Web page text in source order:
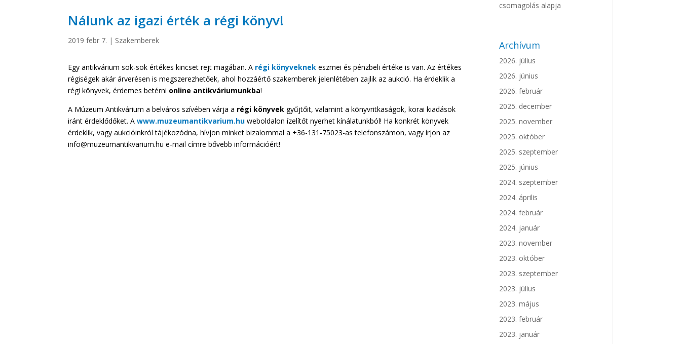
Nálunk az igazi érték a régi könyv!
2019 febr 7. | Szakemberek
Egy antikvárium sok-sok értékes kincset rejt magában. A régi könyveknek eszmei és pénzbeli értéke is van. Az értékes
régiségek akár árverésen is megszerezhetőek, ahol hozzáértő szakemberek jelenlétében zajlik az aukció. Ha érdeklik a
régi könyvek, érdemes betérni online antikváriumunkba!
A Múzeum Antikvárium a belváros szívében várja a régi könyvek gyűjtőit, valamint a könyvritkaságok, korai kiadások
iránt érdeklődőket. Awww.muzeumantikvarium.hu weboldalon ízelítőt nyerhet kínálatunkból! Ha konkrét könyvek
érdeklik, vagy aukcióinkról tájékozódna, hívjon minket bizalommal a +36-131-75023-as telefonszámon, vagy írjon az
info@muzeumantikvarium.hu e-mail címre bővebb információért!
csomagolás alapja
Archívum
2026. július
2026. június
2026. február
2025. december
2025. november
2025. október
2025. szeptember
2025. június
2024. szeptember
2024. április
2024. február
2024. január
2023. november
2023. október
2023. szeptember
2023. július
2023. május
2023. február
2023. január